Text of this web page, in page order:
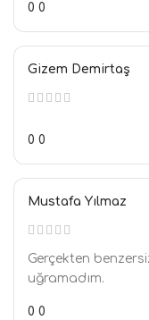
0 0
Gizem Demirtaş
0 0
Mustafa Yılmaz
Gerçekten
uğramadım.
0 0